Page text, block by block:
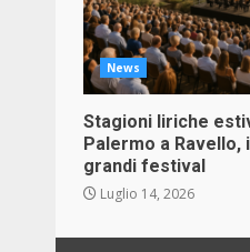
News
Stagioni liriche
Palermo a
grandi festival
Luglio 14, 2026